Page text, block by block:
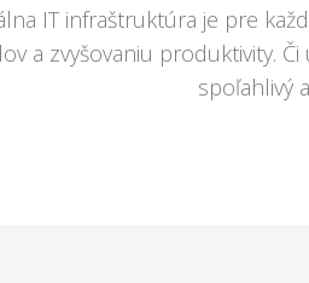
IT infraštruktúra je pre
a zvyšovaniu produktivity.
spoľahlivý